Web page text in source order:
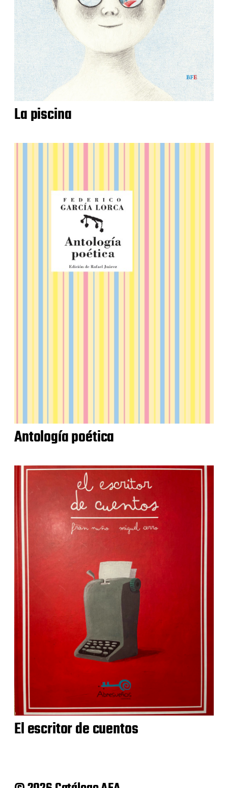
La piscina
Antología poética
El escritor de cuentos